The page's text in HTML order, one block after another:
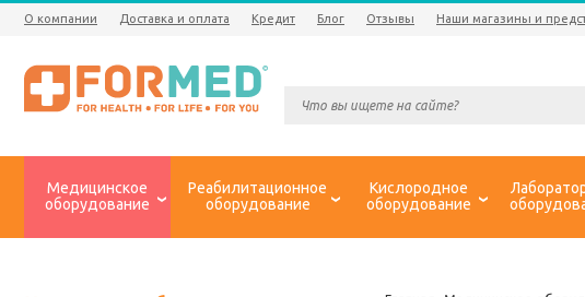
О компании Доставка и оплата Кредит Блог Отзывы Наши магазины и
Медицинское
оборудование
Реабилитационное
оборудование
Кислородное
оборудование